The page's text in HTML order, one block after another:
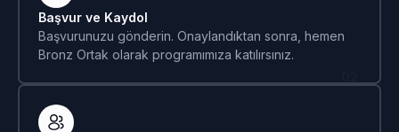
Başvur ve Kaydol
Başvurunuzu gönderin. Onaylandıktan sonra, hemen
Bronz Ortak olarak programımıza katılırsınız.